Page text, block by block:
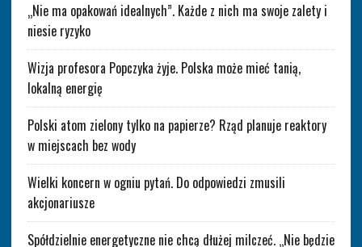
„Nie ma opakowań idealnych”. Każde z nich ma swoje zalety i
niesie ryzyko
Wizja profesora Popczyka żyje. Polska może mieć tanią,
lokalną energię
Polski atom zielony tylko na papierze? Rząd planuje reaktory
w miejscach bez wody
Wielki koncern w ogniu pytań. Do odpowiedzi zmusili
akcjonariusze
Spółdzielnie energetyczne nie chcą dłużej milczeć. „Nie będzie